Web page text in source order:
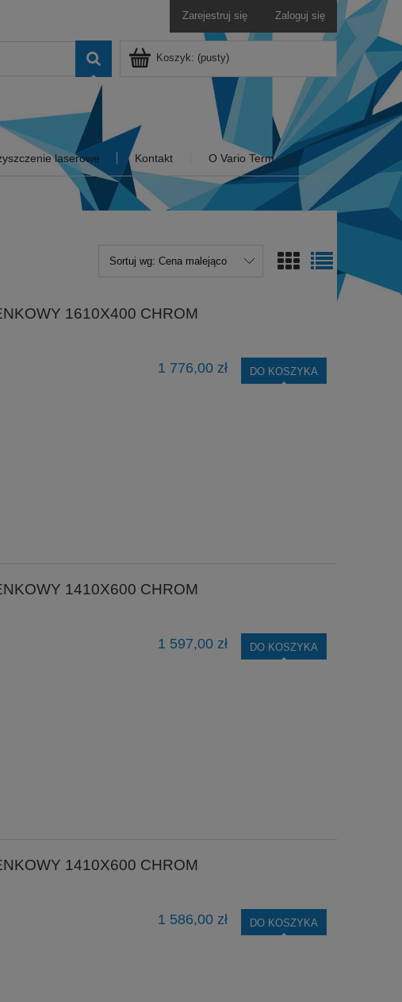
Zarejestruj się Zaloguj się
Koszyk: (pusty)
laserowe Kontakt O Vario Term
Sortuj wg: Cena malejąco
1610X400 CHROM
1 776,00 zł DO KOSZYKA
1410X600 CHROM
1 597,00 zł DO KOSZYKA
1410X600 CHROM
1 586,00 zł DO KOSZYKA